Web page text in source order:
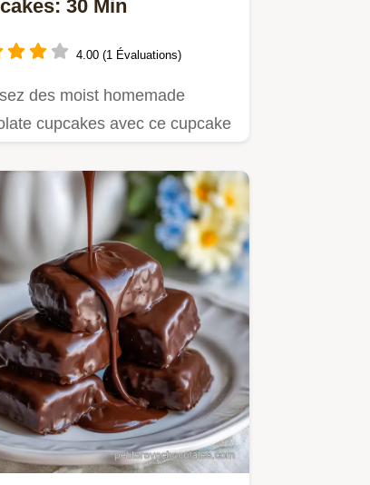
30 Min
4.00 (1 Évaluations)
des moist homemade
cupcakes avec ce cupcake